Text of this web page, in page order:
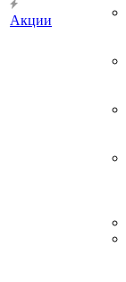
Акции